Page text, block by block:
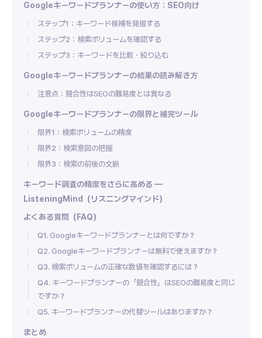
Googleキーワードプランナーの使い方：SEO向け
ステップ1：キーワード候補を発掘する
ステップ2：検索ボリュームを確認する
ステップ3：キーワードを比較・絞り込む
Googleキーワードプランナーの結果の読み解き方
注意点：競合性はSEOの難易度とは異なる
Googleキーワードプランナーの限界と補完ツール
限界1：検索ボリュームの精度
限界2：検索意図の把握
限界3：検索の前後の文脈
キーワード調査の精度をさらに高める —
ListeningMind（リスニングマインド）
よくある質問（FAQ）
Q1. Googleキーワードプランナーとは何ですか？
Q2. Googleキーワードプランナーは無料で使えますか？
Q3. 検索ボリュームの正確な数値を確認するには？
Q4. キーワードプランナーの「競合性」はSEOの難易度と同じ
ですか？
Q5. キーワードプランナーの代替ツールはありますか？
まとめ